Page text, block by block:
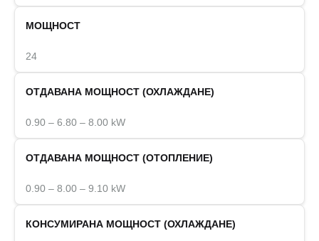
МОЩНОСТ
24
ОТДАВАНА МОЩНОСТ (ОХЛАЖДАНЕ)
0.90 – 6.80 – 8.00 kW
ОТДАВАНА МОЩНОСТ (ОТОПЛЕНИЕ)
0.90 – 8.00 – 9.10 kW
КОНСУМИРАНА МОЩНОСТ (ОХЛАЖДАНЕ)